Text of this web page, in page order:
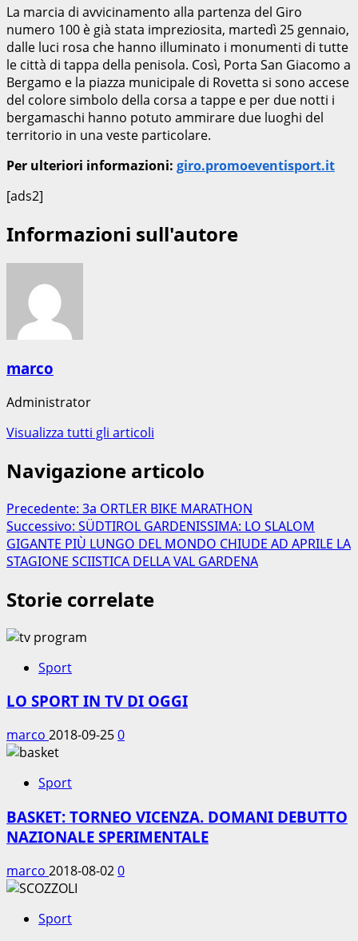
La marcia di avvicinamento alla partenza del Giro
numero 100 è già stata impreziosita, martedì 25 gennaio,
dalle luci rosa che hanno illuminato i monumenti di tutte
le città di tappa della penisola. Così, Porta San Giacomo a
Bergamo e la piazza municipale di Rovetta si sono accese
del colore simbolo della corsa a tappe e per due notti i
bergamaschi hanno potuto ammirare due luoghi del
territorio in una veste particolare.
Per ulteriori informazioni: giro.promoeventisport.it
[ads2]
Informazioni sull'autore
marco
Administrator
Visualizza tutti gli articoli
Navigazione articolo
Precedente: 3a ORTLER BIKE MARATHON
Successivo: SÜDTIROL GARDENISSIMA: LO SLALOM
GIGANTE PIÙ LUNGO DEL MONDO CHIUDE AD APRILE LA
STAGIONE SCIISTICA DELLA VAL GARDENA
Storie correlate
Sport
LO SPORT IN TV DI OGGI
marco 2018-09-250
Sport
BASKET: TORNEO VICENZA. DOMANI DEBUTTO
NAZIONALE SPERIMENTALE
marco 2018-08-020
Sport